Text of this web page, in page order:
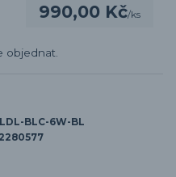
990,00 Kč/ks
objednat.
BLC-6W-BL